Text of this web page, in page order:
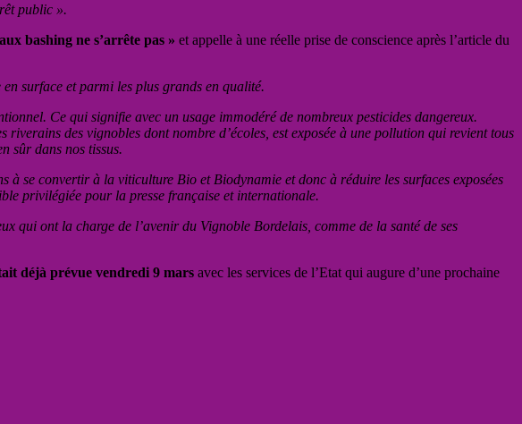
public ».
bashing ne s’arrête pas » et appelle à une réelle prise de conscience après l’article du
surface et parmi les plus grands en qualité.
Ce qui signifie avec un usage immodéré de nombreux pesticides dangereux.
des vignobles dont nombre d’écoles, est exposée à une pollution qui revient tous
sûr dans nos tissus.
à se convertir à la viticulture Bio et Biodynamie et donc à réduire les surfaces exposées
privilégiée pour la presse française et internationale.
qui ont la charge de l’avenir du Vignoble Bordelais, comme de la santé de ses
déjà prévue vendredi 9 mars avec les services de l’Etat qui augure d’une prochaine